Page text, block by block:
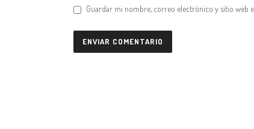
Guardar mi nombre, correo electrónico y sitio web